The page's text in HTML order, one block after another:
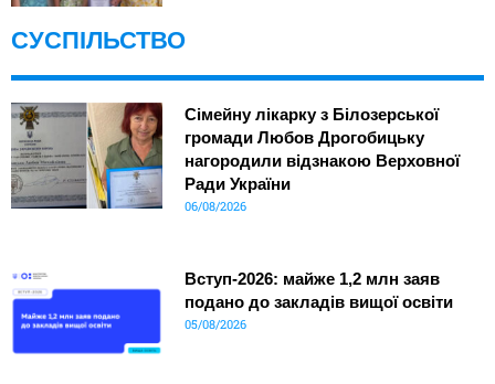
СУСПІЛЬСТВО
Сімейну лікарку з Білозерської
громади Любов Дрогобицьку
нагородили відзнакою Верховної
Ради України
06/08/2026
Вступ-2026: майже 1,2 млн заяв
подано до закладів вищої освіти
05/08/2026